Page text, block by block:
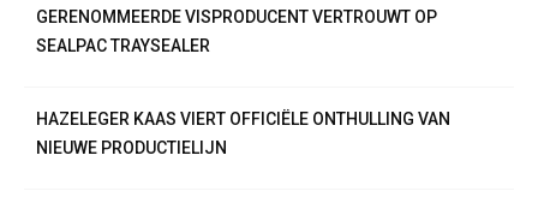
GERENOMMEERDE VISPRODUCENT VERTROUWT OP
SEALPAC TRAYSEALER
HAZELEGER KAAS VIERT OFFICIËLE ONTHULLING VAN
NIEUWE PRODUCTIELIJN